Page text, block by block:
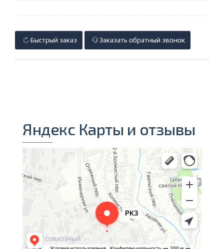
Быстрый заказ Заказать обратный звонок
Яндекс Карты и отзывы